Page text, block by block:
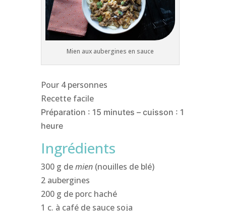
Mien aux aubergines en sauce
Pour 4 personnes
Recette facile
Préparation : 15 minutes – cuisson : 1
heure
Ingrédients
300 g demien(nouilles de blé)
2 aubergines
200 g de porc haché
1 c. à café de sauce soja